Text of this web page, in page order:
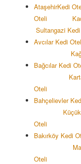
AtaşehirKedi
Oteli
Sultangazi
Avcılar Kedi
Bağcılar Kedi
Oteli
Bahçelievler
Oteli
Bakırköy
Oteli